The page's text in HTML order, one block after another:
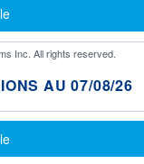
Inc. All rights reserved.
AU 07/08/26